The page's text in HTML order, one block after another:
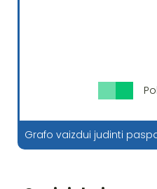
Grafo vaizdui judinti